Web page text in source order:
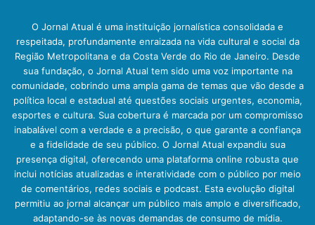
O Jornal Atual é uma instituição jornalística consolidada e
respeitada, profundamente enraizada na vida cultural e social da
Região Metropolitana e da Costa Verde do Rio de Janeiro. Desde
sua fundação, o Jornal Atual tem sido uma voz importante na
comunidade, cobrindo uma ampla gama de temas que vão desde a
política local e estadual até questões sociais urgentes, economia,
esportes e cultura. Sua cobertura é marcada por um compromisso
inabalável com a verdade e a precisão, o que garante a confiança
e a fidelidade de seu público. O Jornal Atual expandiu sua
presença digital, oferecendo uma plataforma online robusta que
inclui notícias atualizadas e interatividade com o público por meio
de comentários, redes sociais e podcast. Esta evolução digital
permitiu ao jornal alcançar um público mais amplo e diversificado,
adaptando-se às novas demandas de consumo de mídia.